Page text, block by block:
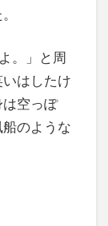
。」と周
はしたけ
空っぽ
のような